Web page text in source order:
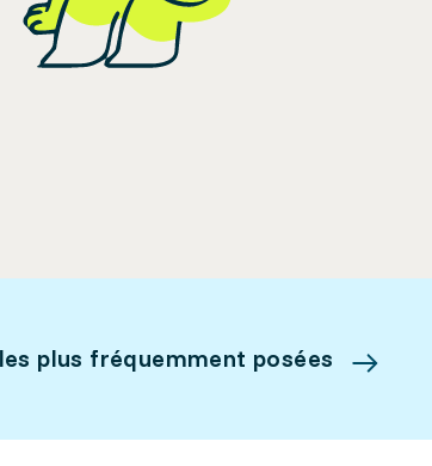
plus fréquemment posées